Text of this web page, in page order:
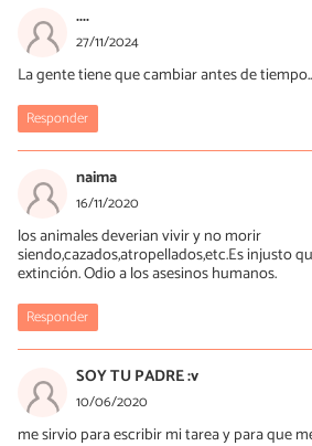
....
27/11/2024
La gente tiene que cambiar antes de
Responder
naima
16/11/2020
los animales deverian vivir y no morir
siendo,cazados,atropellados,etc.Es injusto
extinción. Odio a los asesinos humanos.
Responder
SOY TU PADRE :v
10/06/2020
me sirvio para escribir mi tarea y para que